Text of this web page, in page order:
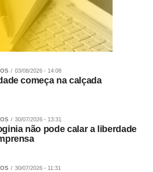
03/08/2026 - 14:08
começa na calçada
30/07/2026 - 13:31
não pode calar a liberdade
30/07/2026 - 11:31